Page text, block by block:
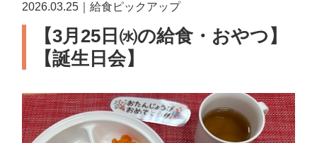
2026.03.25｜給食ピックアップ
【3月25日㈬の給食・おやつ】
【誕生日会】